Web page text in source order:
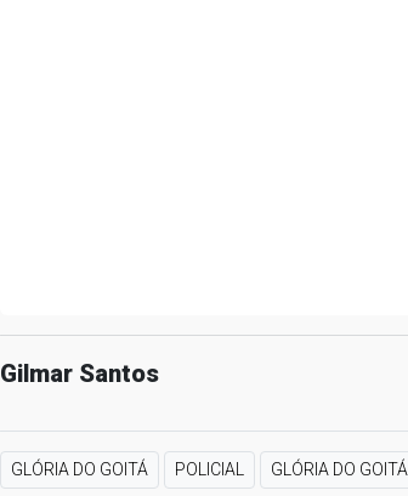
Gilmar Santos
GLÓRIA DO GOITÁ POLICIAL GLÓRIA DO GOITÁ